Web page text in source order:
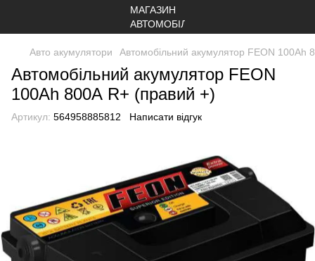
Авто акумулятори Автомобільний акумулятор FEON 100Аh
Автомобільний акумулятор FEON
100Аh 800А R+ (правий +)
Артикул: 564958885812 Написати відгук